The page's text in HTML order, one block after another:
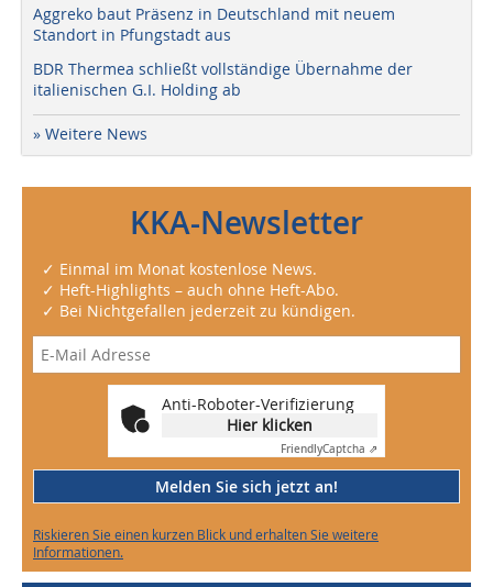
Aggreko baut Präsenz in Deutschland mit neuem
Standort in Pfungstadt aus
BDR Thermea schließt vollständige Übernahme der
italienischen G.I. Holding ab
» Weitere News
KKA-Newsletter
✓ Einmal im Monat kostenlose News.
✓ Heft-Highlights – auch ohne Heft-Abo.
✓ Bei Nichtgefallen jederzeit zu kündigen.
Anti-Roboter-Verifizierung
Hier klicken
FriendlyCaptcha ⇗
Melden Sie sich jetzt an!
Riskieren Sie einen kurzen Blick und erhalten Sie weitere
Informationen.